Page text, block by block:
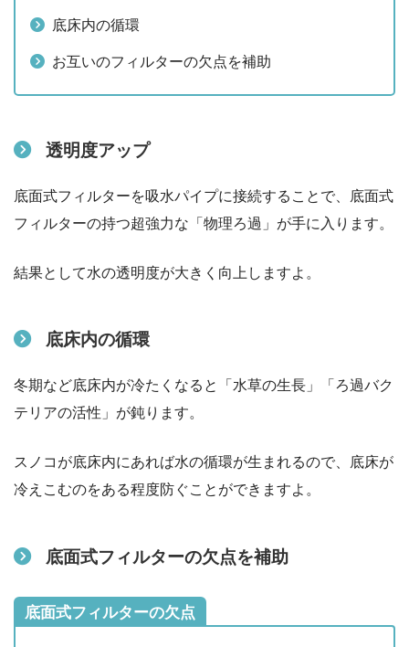
底床内の循環
お互いのフィルターの欠点を補助
透明度アップ
底面式フィルターを吸水パイプに接続することで、底面式
フィルターの持つ超強力な「物理ろ過」が手に入ります。
結果として水の透明度が大きく向上しますよ。
底床内の循環
冬期など底床内が冷たくなると「水草の生長」「ろ過バク
テリアの活性」が鈍ります。
スノコが底床内にあれば水の循環が生まれるので、底床が
冷えこむのをある程度防ぐことができますよ。
底面式フィルターの欠点を補助
底面式フィルターの欠点